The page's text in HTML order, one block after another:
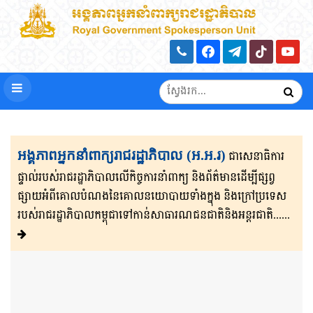
អង្គភាពអ្នកនាំពាក្យរាជរដ្ឋាភិបាល (អ.អ.រ) ជាសេនា​ធិ​កា​រ​​
ផ្ទាល់​របស់រាជរដ្ឋាភិ​បា​ល​លើ​កិច្ចការ​នាំពាក្យ និងព័ត៌មាន​ដើម្បីផ្សព្វ​
ផ្សាយ​​អំពីគោលបំណងនៃគោល​នយោបាយទាំងក្នុង និងក្រៅ​ប្រទេ​​ស​
របស់រាជរដ្ឋា​ភិ​បា​ល​កម្ពុជាទៅកាន់សាធារណជនជាតិនិងអន្តរជាតិ......